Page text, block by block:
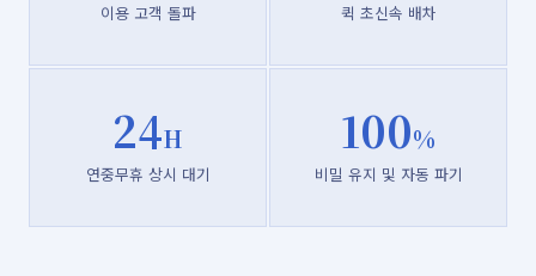
이용 고객 돌파 퀵 초신속 배차
24H
연중무휴 상시 대기
100%
비밀 유지 및 자동 파기